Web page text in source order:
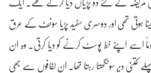
مریضہ کے لئے دو پڑیاں دیا کرتے تھے۔ ایک
ہوتی تھی اور دوسری سفید پڑیا سونف کے عرق
اسے اپنے خط پوسٹ کرنے کو دیا کرتی۔ وہ ان
دیر سونگھتا رہتا تھا۔ ان لفافوں سے بھی